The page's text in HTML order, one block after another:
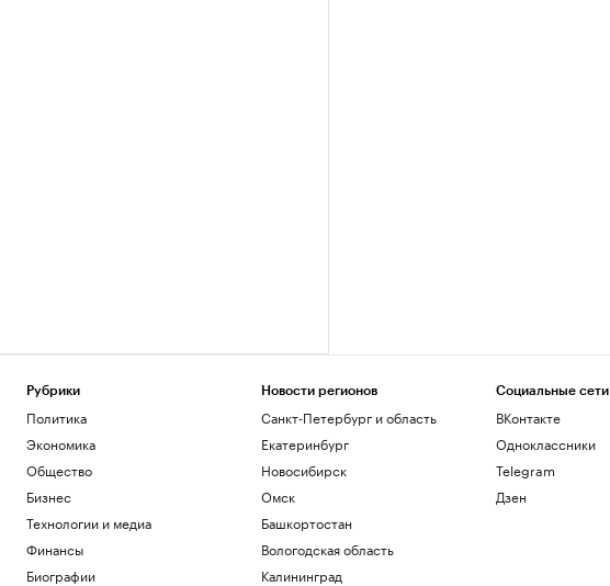
Рубрики
Политика
Экономика
Общество
Бизнес
Технологии и медиа
Финансы
Биографии
Новости регионов
Санкт-Петербург и область
Екатеринбург
Новосибирск
Омск
Башкортостан
Вологодская область
Калининград
Социальные сети
ВКонтакте
Одноклассники
Telegram
Дзен